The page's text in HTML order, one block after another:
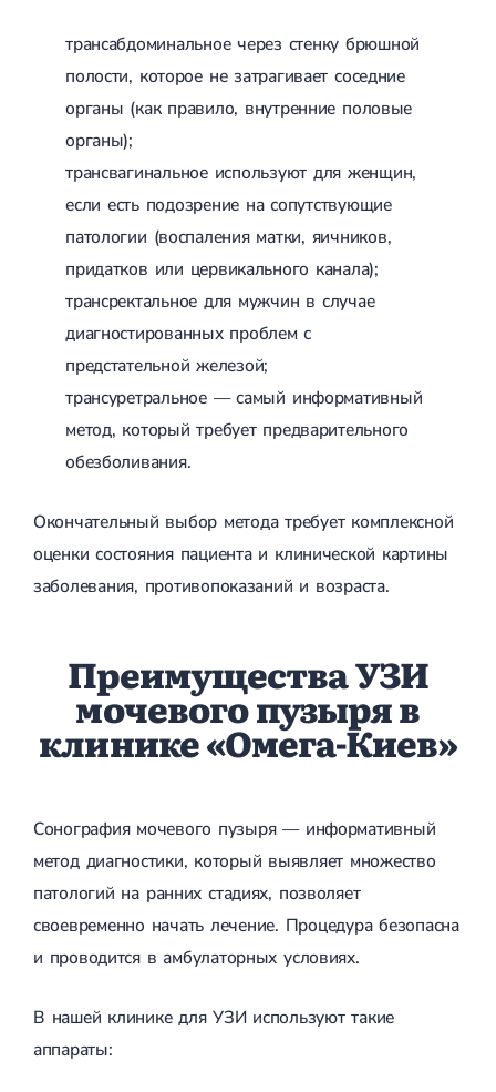
трансабдоминальное через стенку брюшной
полости, которое не затрагивает соседние
органы (как правило, внутренние половые
органы);
трансвагинальное используют для женщин,
если есть подозрение на сопутствующие
патологии (воспаления матки, яичников,
придатков или цервикального канала);
трансректальное для мужчин в случае
диагностированных проблем с
предстательной железой;
трансуретральное — самый информативный
метод, который требует предварительного
обезболивания.
Окончательный выбор метода требует комплексной
оценки состояния пациента и клинической картины
заболевания, противопоказаний и возраста.
Преимущества УЗИ
мочевого пузыря в
клинике «Омега-Киев»
Сонография мочевого пузыря — информативный
метод диагностики, который выявляет множество
патологий на ранних стадиях, позволяет
своевременно начать лечение. Процедура безопасна
и проводится в амбулаторных условиях.
В нашей клинике для УЗИ используют такие
аппараты: